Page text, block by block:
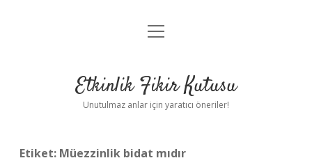
Anasayfa
Yasal Uyarı
menüyü
Etkinlik Fikir Kutusu
Unutulmaz anlar için yaratıcı öneriler!
Etiket: Müezzinlik bidat mıdır